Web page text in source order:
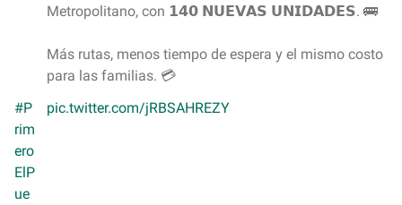
Metropolitano, con 𝟭𝟰𝟬 𝗡𝗨𝗘𝗩𝗔𝗦 𝗨𝗡𝗜𝗗𝗔𝗗𝗘𝗦. 🚌
Más rutas, menos tiempo de espera y el mismo costo
para las familias. 💳
#P
rim
ero
ElP
ue
pic.twitter.com/jRBSAHREZY